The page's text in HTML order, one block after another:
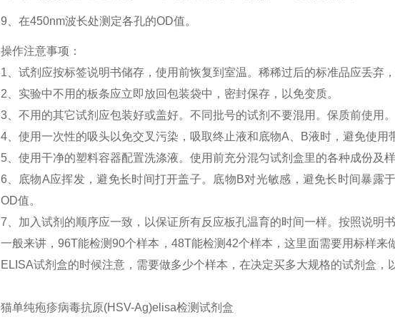
9、在450nm波长处测定各孔的OD值。
操作注意事项：
1、 试剂应按标签说明书储存，使用前恢复到室温。稀稀过后的标准品应丢弃
2、 实验中不用的板条应立即放回包装袋中，密封保存，以免变质。
3、 不用的其它试剂应包装好或盖好。不同批号的试剂不要混用。保质前使用。
4、 使用一次性的吸头以免交叉污染，吸取终止液和底物A、B液时，避免使用
5、 使用干净的塑料容器配置洗涤液。使用前充分混匀试剂盒里的各种成份及样
6、
底物A应挥发，避免长时间打开盖子。底物B对光敏感，避免长时间暴露
OD值。
7、加入试剂的顺序应一致，以保证所有反应板孔温育的时间一样。按照说明
一般来讲， 96T能检测90个样本，48T能检测42个样本，这里面需要用标样
ELISA试剂盒的时候注意，需要做多少个样本，在决定买多大规格的试剂盒，
猫单纯疱疹病毒抗原(HSV-Ag)elisa检测试剂盒